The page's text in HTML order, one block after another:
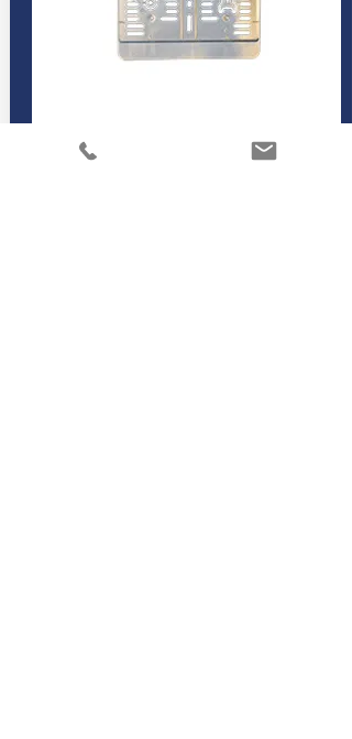
47-0043 (Chrome-Look)